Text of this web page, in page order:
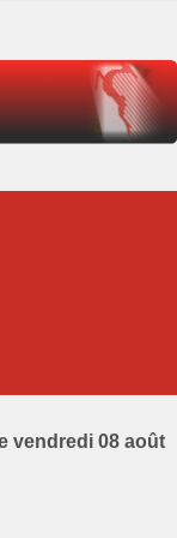
vendredi 08 août